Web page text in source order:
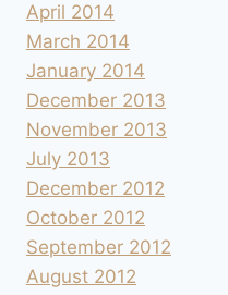
April 2014
March 2014
January 2014
December 2013
November 2013
July 2013
December 2012
October 2012
September 2012
August 2012